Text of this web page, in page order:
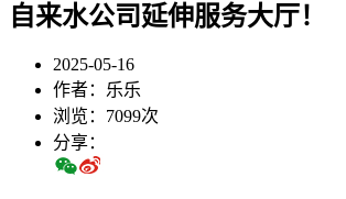
自来水公司延伸服务大厅！
2025-05-16
作者：乐乐
浏览：7099次
分享：